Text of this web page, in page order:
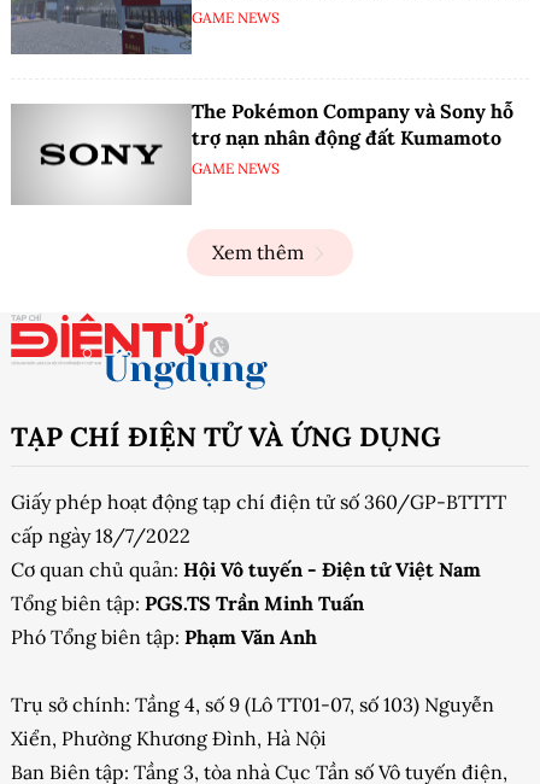
GAME NEWS
The Pokémon Company và Sony hỗ
trợ nạn nhân động đất Kumamoto
GAME NEWS
Xem thêm
TẠP CHÍ ĐIỆN TỬ VÀ ỨNG DỤNG
Giấy phép hoạt động tạp chí điện tử số 360/GP-BTTTT
cấp ngày 18/7/2022
Cơ quan chủ quản: Hội Vô tuyến - Điện tử Việt Nam
Tổng biên tập: PGS.TS Trần Minh Tuấn
Phó Tổng biên tập: Phạm Văn Anh
Trụ sở chính: Tầng 4, số 9 (Lô TT01-07, số 103) Nguyễn
Xiển, Phường Khương Đình, Hà Nội
Ban Biên tập: Tầng 3, tòa nhà Cục Tần số Vô tuyến điện,